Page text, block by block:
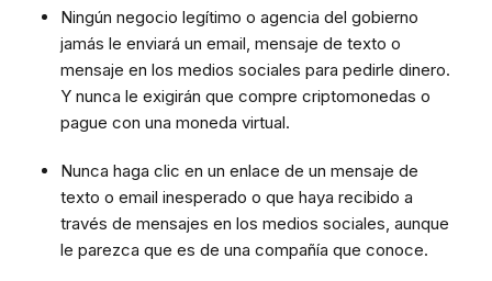
Ningún negocio legítimo o agencia del gobierno
jamás le enviará un email, mensaje de texto o
mensaje en los medios sociales para pedirle dinero.
Y nunca le exigirán que compre criptomonedas o
pague con una moneda virtual.
Nunca haga clic en un enlace de un mensaje de
texto o email inesperado o que haya recibido a
través de mensajes en los medios sociales, aunque
le parezca que es de una compañía que conoce.